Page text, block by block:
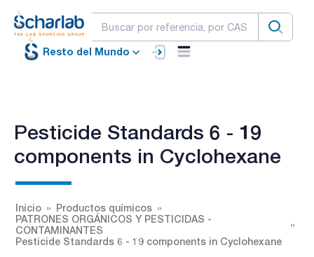
Resto del Mundo
Pesticide Standards 6 - 19
components in Cyclohexane
Inicio
Productos químicos
PATRONES ORGÁNICOS Y PESTICIDAS -
CONTAMINANTES
Pesticide Standards 6 - 19 components in Cyclohexane